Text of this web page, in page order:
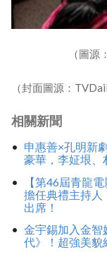
（圖源
（封面圖源：
相關新聞
申惠善×孔明新
豪華，李姃垠、
【第46屆青龍
擔任典禮主持人
出席！
金宇錫加入金智
代》！超強美貌